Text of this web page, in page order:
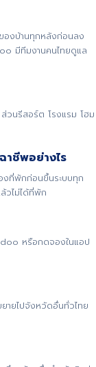
งบ้านทุกหลังก่อนลง
มีทีมงานคนไทยดูแล
วนรีสอร์ต โรงแรม โฮม
ชีพอย่างไร
งที่พักก่อนขึ้นระบบทุก
วไม่ได้ที่พัก
หรือกดจองในแอป
ายไปจังหวัดอื่นทั่วไทย